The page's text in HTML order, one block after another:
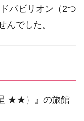
パビリオン（2つ
でした。
★★）』の旅館